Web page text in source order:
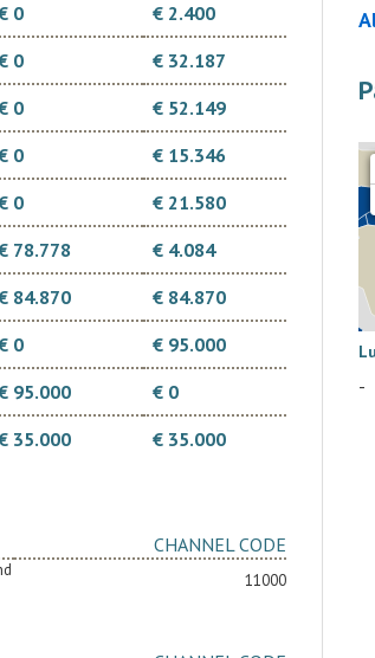
-
0
€ 2.400
0
€ 32.187
0
€ 52.149
0
€ 15.346
0
€ 21.580
78.778
€ 4.084
84.870
€ 84.870
0
€ 95.000
95.000
€ 0
35.000 € 35.000
CHANNEL CODE
11000